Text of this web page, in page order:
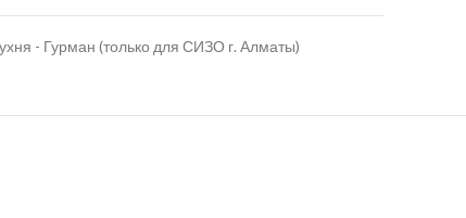
- Гурман (только для СИЗО г. Алматы)